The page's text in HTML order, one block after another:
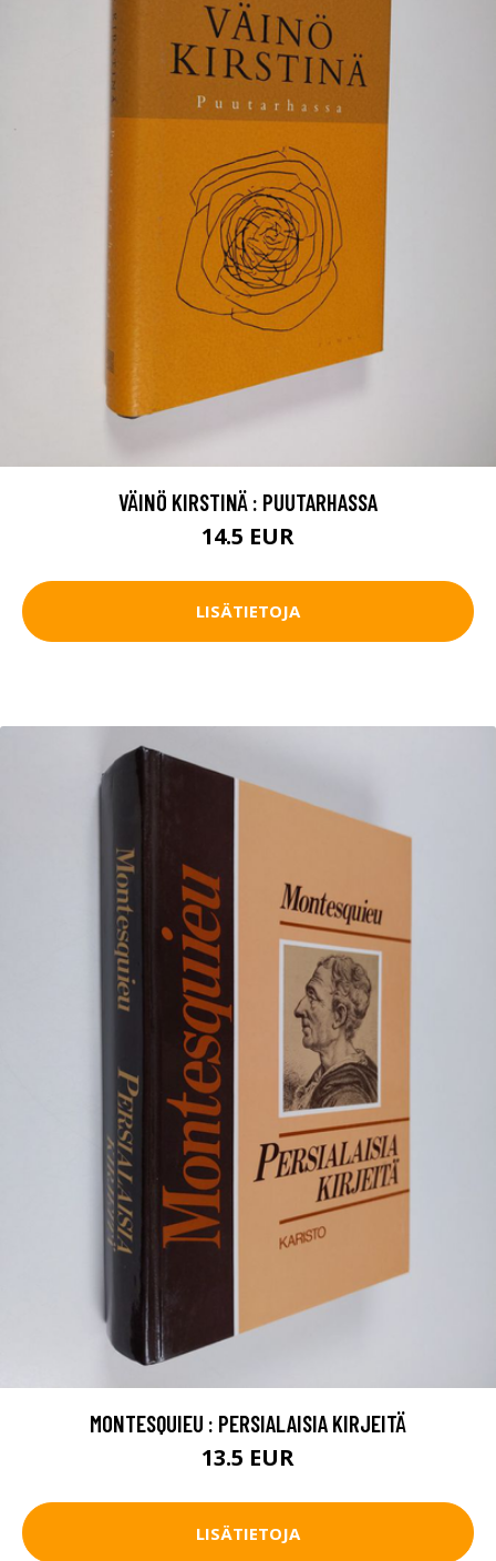
VÄINÖ KIRSTINÄ : PUUTARHASSA
14.5 EUR
LISÄTIETOJA
MONTESQUIEU : PERSIALAISIA KIRJEITÄ
13.5 EUR
LISÄTIETOJA